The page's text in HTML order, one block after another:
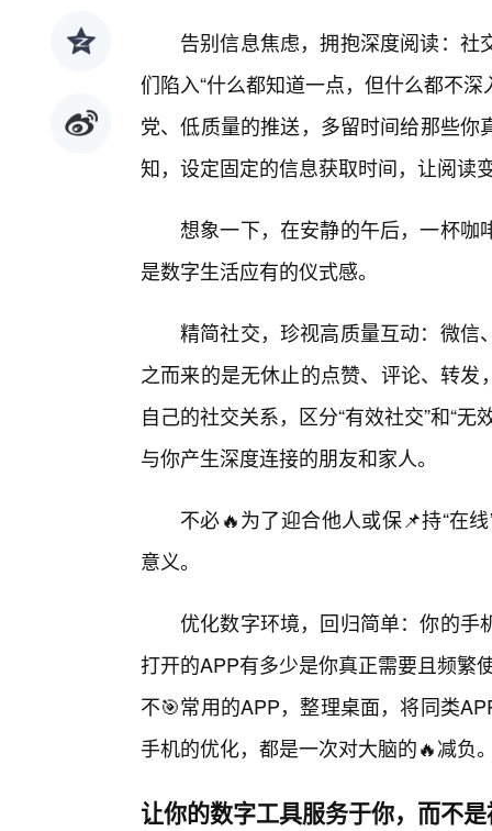
告别信息焦虑，拥抱深度阅读：
们陷入“什么都知道一点，但什么都不
党、低质量的推送，多留时间给那些
知，设定固定的信息获取时间，让阅读
想象一下，在安静的午后，一杯咖
是数字生活应有的仪式感。
精简社交，珍视高质量互动：微
之而来的是无休止的点赞、评论、转发
自己的社交关系，区分“有效社交”和“
与你产生深度连接的朋友和家人。
不必🔥为了迎合他人或保📌持“在
意义。
优化数字环境，回归简单：你的手
打开的APP有多少是你真正需要且频繁
不🎯常用的APP，整理桌面，将同类
手机的优化，都是一次对大脑的🔥减负
让你的数字工具服务于你，而不